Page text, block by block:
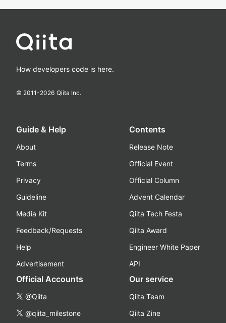
How developers code is here.
© 2011-2026 Qiita Inc.
Guide & Help
About
Terms
Privacy
Guideline
Media Kit
Feedback/Requests
Help
Advertisement
Contents
Release Note
Official Event
Official Column
Advent Calendar
Qiita Tech Festa
Qiita Award
Engineer White Paper
API
Official Accounts
@Qiita
@qiita_milestone
Our service
Qiita Team
Qiita Zine